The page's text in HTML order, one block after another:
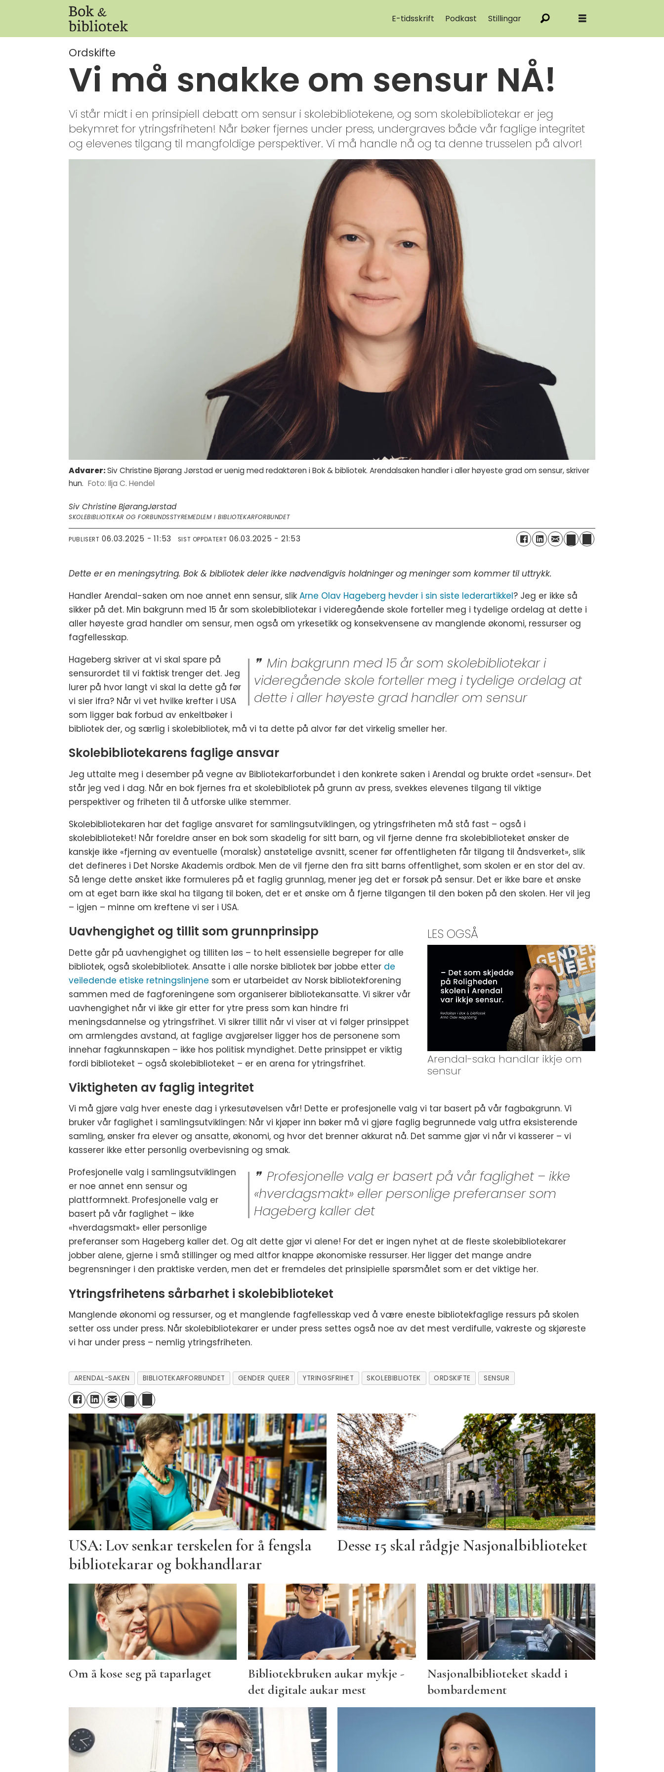
E-tidsskrift Podkast Stillingar
Ordskifte
Vi må snakke om sensur NÅ!
Vi står midt i en prinsipiell debatt om sensur i skolebibliotekene, og som skolebibliotekar er jeg
bekymret for ytringsfriheten! Når bøker fjernes under press, undergraves både vår faglige integritet
og elevenes tilgang til mangfoldige perspektiver. Vi må handle nå og ta denne trusselen på alvor!
Advarer:Siv Christine Bjørang Jørstad er uenig med redaktøren i Bok & bibliotek. Arendalsaken handler i aller høyeste grad om sensur, skriver
hun.
Ilja C. Hendel
Siv Christine BjørangJørstad
SKOLEBIBLIOTEKAR OG FORBUNDSSTYREMEDLEM I BIBLIOTEKARFORBUNDET
PUBLISERT 06.03.2025 - 11:53 SIST OPPDATERT 06.03.2025 - 21:53
Dette er en meningsytring. Bok & bibliotek deler ikke nødvendigvis holdninger og meninger som kommer til uttrykk.
Handler Arendal-saken om noe annet enn sensur, slikArne Olav Hageberg hevder i sin siste lederartikkel? Jeg er ikke så
sikker på det. Min bakgrunn med 15 år som skolebibliotekar i videregående skole forteller meg i tydelige ordelag at dette i
aller høyeste grad handler om sensur, men også om yrkesetikk og konsekvensene av manglende økonomi, ressurser og
fagfellesskap.
Min bakgrunn med 15 år som skolebibliotekar i
videregående skole forteller meg i tydelige ordelag at
dette i aller høyeste grad handler om sensur
Hageberg skriver at vi skal spare på
sensurordet til vi faktisk trenger det. Jeg
lurer på hvor langt vi skal la dette gå før
vi sier ifra? Når vi vet hvilke krefter i USA
som ligger bak forbud av enkeltbøker i
bibliotek der, og særlig i skolebibliotek, må vi ta dette på alvor før det virkelig smeller her.
Skolebibliotekarens faglige ansvar
Jeg uttalte meg i desember på vegne av Bibliotekarforbundet i den konkrete saken i Arendal og brukte ordet «sensur». Det
står jeg ved i dag. Når en bok fjernes fra et skolebibliotek på grunn av press, svekkes elevenes tilgang til viktige
perspektiver og friheten til å utforske ulike stemmer.
Skolebibliotekaren har det faglige ansvaret for samlingsutviklingen, og ytringsfriheten må stå fast – også i
skolebiblioteket! Når foreldre anser en bok som skadelig for sitt barn, og vil fjerne denne fra skolebiblioteket ønsker de
kanskje ikke «fjerning av eventuelle (moralsk) anstøtelige avsnitt, scener før offentligheten får tilgang til åndsverket», slik
det defineres i Det Norske Akademis ordbok. Men de vil fjerne den fra sitt barns offentlighet, som skolen er en stor del av.
Så lenge dette ønsket ikke formuleres på et faglig grunnlag, mener jeg det er forsøk på sensur. Det er ikke bare et ønske
om at eget barn ikke skal ha tilgang til boken, det er et ønske om å fjerne tilgangen til den boken på den skolen. Her vil jeg
– igjen – minne om kreftene vi ser i USA.
LES OGSÅ
Arendal-saka handlar ikkje om
sensur
Uavhengighet og tillit som grunnprinsipp
Dette går på uavhengighet og tilliten løs – to helt essensielle begreper for alle
bibliotek, også skolebibliotek. Ansatte i alle norske bibliotek bør jobbe etter de
veiledende etiske retningslinjene som er utarbeidet av Norsk bibliotekforening
sammen med de fagforeningene som organiserer bibliotekansatte. Vi sikrer vår
uavhengighet når vi ikke gir etter for ytre press som kan hindre fri
meningsdannelse og ytringsfrihet. Vi sikrer tillit når vi viser at vi følger prinsippet
om armlengdes avstand, at faglige avgjørelser ligger hos de personene som
innehar fagkunnskapen – ikke hos politisk myndighet. Dette prinsippet er viktig
fordi biblioteket – også skolebiblioteket – er en arena for ytringsfrihet.
Viktigheten av faglig integritet
Vi må gjøre valg hver eneste dag i yrkesutøvelsen vår! Dette er profesjonelle valg vi tar basert på vår fagbakgrunn. Vi
bruker vår faglighet i samlingsutviklingen: Når vi kjøper inn bøker må vi gjøre faglig begrunnede valg utfra eksisterende
samling, ønsker fra elever og ansatte, økonomi, og hvor det brenner akkurat nå. Det samme gjør vi når vi kasserer – vi
kasserer ikke etter personlig overbevisning og smak.
Profesjonelle valg er basert på vår faglighet – ikke
«hverdagsmakt» eller personlige preferanser som
Hageberg kaller det
Profesjonelle valg i samlingsutviklingen
er noe annet enn sensur og
plattformnekt. Profesjonelle valg er
basert på vår faglighet – ikke
«hverdagsmakt» eller personlige
preferanser som Hageberg kaller det. Og alt dette gjør vi alene! For det er ingen nyhet at de fleste skolebibliotekarer
jobber alene, gjerne i små stillinger og med altfor knappe økonomiske ressurser. Her ligger det mange andre
begrensninger i den praktiske verden, men det er fremdeles det prinsipielle spørsmålet som er det viktige her.
Ytringsfrihetens sårbarhet i skolebiblioteket
Manglende økonomi og ressurser, og et manglende fagfellesskap ved å være eneste bibliotekfaglige ressurs på skolen
setter oss under press. Når skolebibliotekarer er under press settes også noe av det mest verdifulle, vakreste og skjøreste
vi har under press – nemlig ytringsfriheten.
ARENDAL-SAKEN BIBLIOTEKARFORBUNDET GENDER QUEER YTRINGSFRIHET SKOLEBIBLIOTEK ORDSKIFTE SENSUR
USA: Lov senkar terskelen for å fengsla
bibliotekarar og bokhandlarar
Desse 15 skal rådgje Nasjonalbiblioteket
Om å kose seg på taparlaget
Bibliotekbruken aukar mykje -
det digitale aukar mest
Nasjonalbiblioteket skadd i
bombardement